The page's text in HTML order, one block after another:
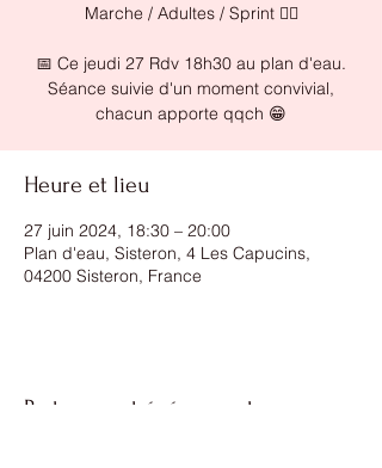
Marche / Adultes / Sprint 👯‍♂️
📅 Ce jeudi 27 Rdv 18h30 au plan d'eau.
Séance suivie d'un moment convivial,
chacun apporte qqch 😁
Heure et lieu
27 juin 2024, 18:30 – 20:00
Plan d'eau, Sisteron, 4 Les Capucins,
04200 Sisteron, France
Partager cet événement